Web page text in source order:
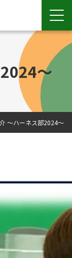
～
～ハーネス部2024～